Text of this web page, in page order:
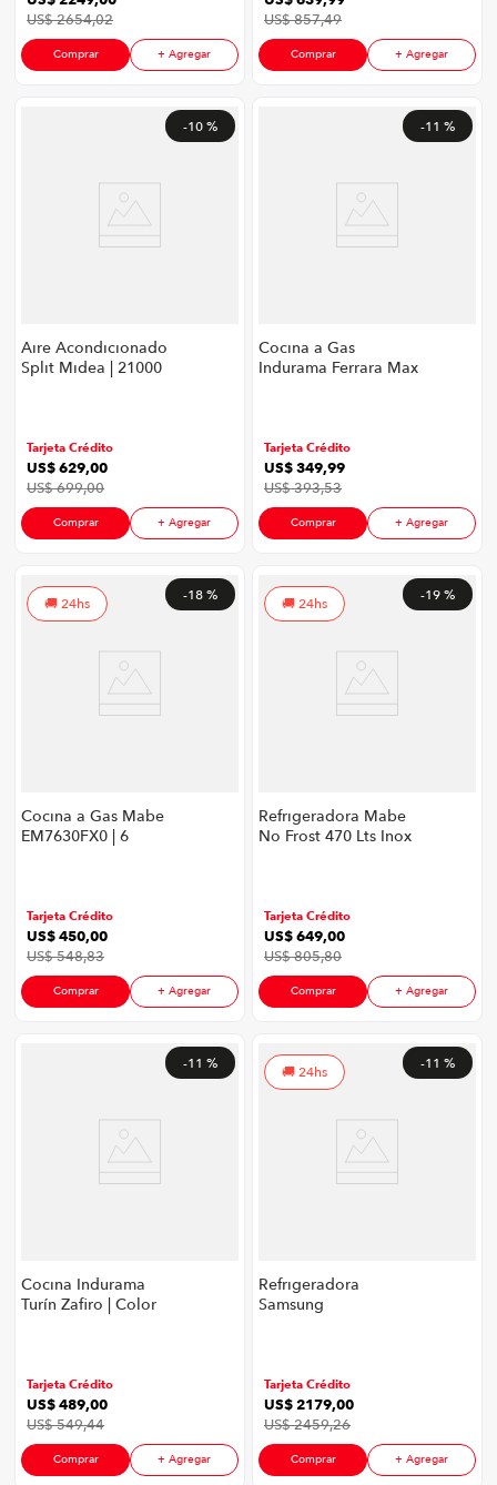
US$2654,02
Comprar + Agregar
US$857,49
Comprar + Agregar
-10 %
Aire Acondicionado
Split Midea | 21000
Tarjeta Crédito
US$629,00
US$699,00
Comprar + Agregar
-11 %
Cocina a Gas
Indurama Ferrara Max
Tarjeta Crédito
US$349,99
US$393,53
Comprar + Agregar
-18 %
24hs
Cocina a Gas Mabe
EM7630FX0 | 6
Inoxidable
Tarjeta Crédito
US$450,00
US$548,83
Comprar + Agregar
-19 %
24hs
Refrigeradora Mabe
No Frost 470 Lts Inox
Tarjeta Crédito
US$649,00
US$805,80
Comprar + Agregar
-11 %
Cocina Indurama
Turín Zafiro | Color
Tarjeta Crédito
US$489,00
US$549,44
Comprar + Agregar
-11 %
24hs
Refrigeradora
Samsung
Negro
Tarjeta Crédito
US$2179,00
US$2459,26
Comprar + Agregar